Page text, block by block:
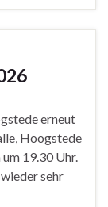
erneut
Hoogstede
19.30 Uhr.
sehr